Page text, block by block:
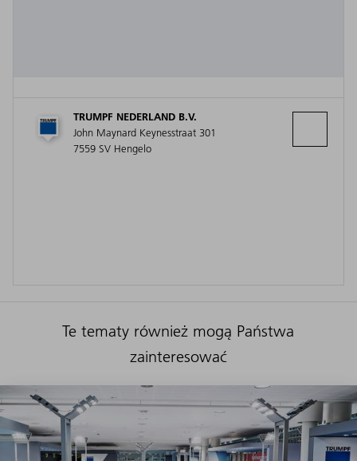
TRUMPF NEDERLAND B.V.
John Maynard Keynesstraat 301
7559 SV Hengelo
Te tematy również mogą Państwa
zainteresować